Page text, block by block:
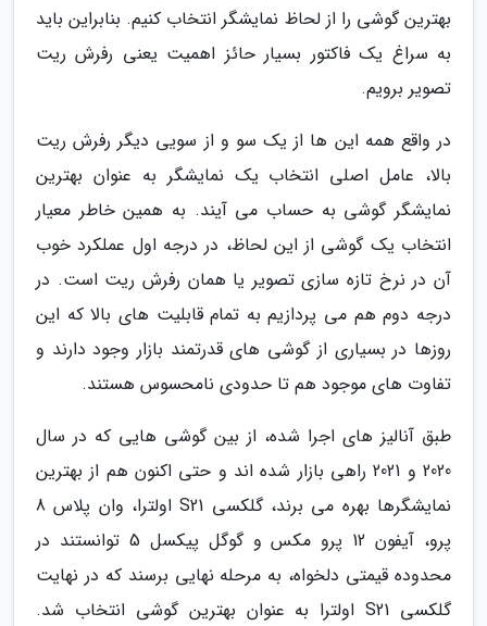
بهترین گوشی را از لحاظ نمایشگر انتخاب کنیم. بنابراین باید
به سراغ یک فاکتور بسیار حائز اهمیت یعنی رفرش ریت
تصویر برویم.
در واقع همه این ها از یک سو و از سویی دیگر رفرش ریت
بالا، عامل اصلی انتخاب یک نمایشگر به عنوان بهترین
نمایشگر گوشی به حساب می آیند. به همین خاطر معیار
انتخاب یک گوشی از این لحاظ، در درجه اول عملکرد خوب
آن در نرخ تازه سازی تصویر یا همان رفرش ریت است. در
درجه دوم هم می پردازیم به تمام قابلیت های بالا که این
روزها در بسیاری از گوشی های قدرتمند بازار وجود دارند و
تفاوت های موجود هم تا حدودی نامحسوس هستند.
طبق آنالیز های اجرا شده، از بین گوشی هایی که در سال
2020 و 2021 راهی بازار شده اند و حتی اکنون هم از بهترین
نمایشگرها بهره می برند، گلکسی S21 اولترا، وان پلاس 8
پرو، آیفون 12 پرو مکس و گوگل پیکسل 5 توانستند در
محدوده قیمتی دلخواه، به مرحله نهایی برسند که در نهایت
گلکسی S21 اولترا به عنوان بهترین گوشی انتخاب شد.